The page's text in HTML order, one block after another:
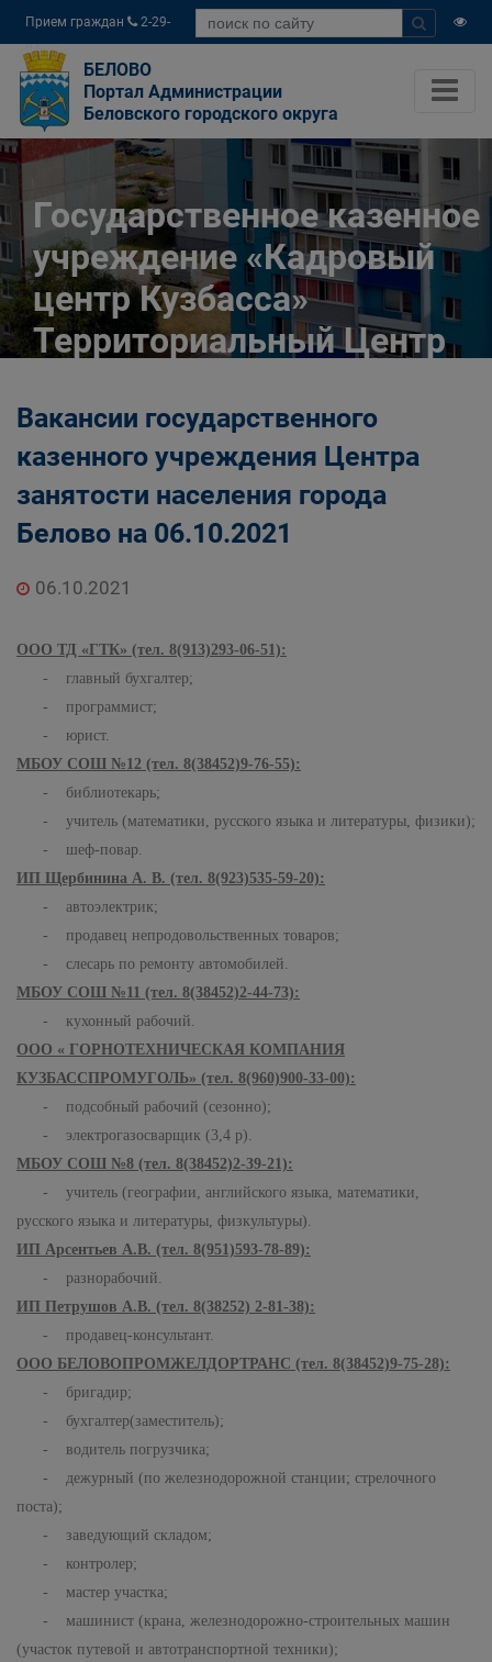
Прием граждан
2-29-
04
БЕЛОВО
Портал Администрации
Беловского городского округа
Государственное казенное
учреждение «Кадровый
центр Кузбасса»
Территориальный Центр
города Белово
Разное
Государственные органы и службы
информируют
«Кадровый центр Кузбасса» Территориальный
Вакансии государственного
казенного учреждения Центра
занятости населения города
Белово на 06.10.2021
06.10.2021
ООО ТД «ГТК» (тел. 8(913)293-06-51):
- главный бухгалтер;
- программист;
- юрист.
МБОУ СОШ №12 (тел. 8(38452)9-76-55):
- библиотекарь;
- учитель (математики, русского языка и литературы, физики);
- шеф-повар.
ИП Щербинина А. В. (тел. 8(923)535-59-20):
- автоэлектрик;
- продавец непродовольственных товаров;
- слесарь по ремонту автомобилей.
МБОУ СОШ №11 (тел. 8(38452)2-44-73):
- кухонный рабочий.
ООО « ГОРНОТЕХНИЧЕСКАЯ КОМПАНИЯ
КУЗБАССПРОМУГОЛЬ» (тел. 8(960)900-33-00):
- подсобный рабочий (сезонно);
- электрогазосварщик (3,4 р).
МБОУ СОШ №8 (тел. 8(38452)2-39-21):
- учитель (географии, английского языка, математики,
русского языка и литературы, физкультуры).
ИП Арсентьев А.В. (тел. 8(951)593-78-89):
- разнорабочий.
ИП Петрушов А.В. (тел. 8(38252) 2-81-38):
- продавец-консультант.
ООО БЕЛОВОПРОМЖЕЛДОРТРАНС (тел. 8(38452)9-75-28):
- бригадир;
- бухгалтер(заместитель);
- водитель погрузчика;
- дежурный (по железнодорожной станции; стрелочного
поста);
- заведующий складом;
- контролер;
- мастер участка;
- машинист (крана, железнодорожно-строительных машин
(участок путевой и автотранспортной техники);